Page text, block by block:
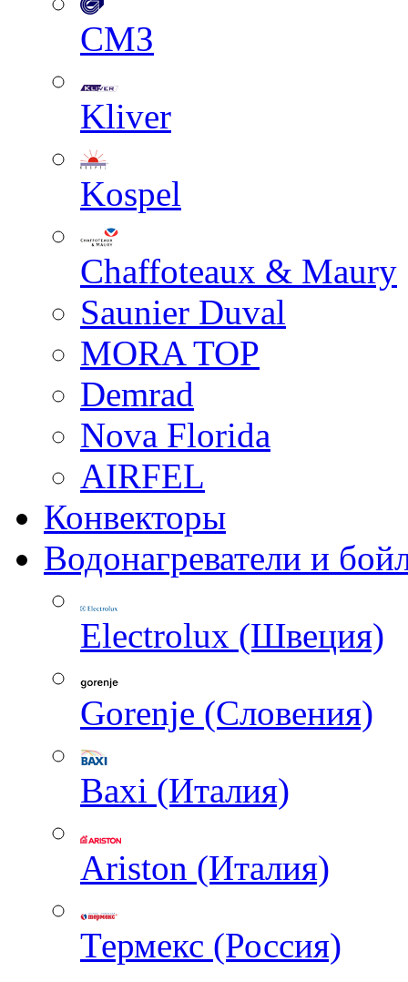
СМЗ
Kliver
Kospel
Chaffoteaux & Maury
Saunier Duval
MORA TOP
Demrad
Nova Florida
AIRFEL
Конвекторы
Водонагреватели и
Electrolux (Швеция)
Gorenje (Словения)
Baxi (Италия)
Ariston (Италия)
Термекс (Россия)